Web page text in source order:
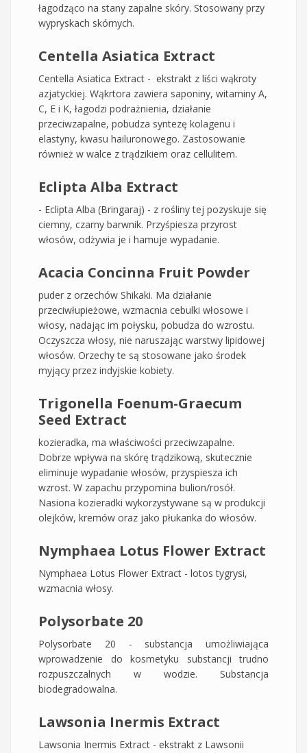
łagodząco na stany zapalne skóry. Stosowany przy
wypryskach skórnych.
Centella Asiatica Extract
Centella Asiatica Extract - ekstrakt z liści wąkroty
azjatyckiej. Wąkrtora zawiera saponiny, witaminy A,
C, E i K, łagodzi podrażnienia, działanie
przeciwzapalne, pobudza syntezę kolagenu i
elastyny, kwasu hailuronowego. Zastosowanie
również w walce z trądzikiem oraz cellulitem.
Eclipta Alba Extract
- Eclipta Alba (Bringaraj) - z rośliny tej pozyskuje się
ciemny, czarny barwnik. Przyśpiesza przyrost
włosów, odżywia je i hamuje wypadanie.
Acacia Concinna Fruit Powder
puder z orzechów Shikaki. Ma działanie
przeciwłupieżowe, wzmacnia cebulki włosowe i
włosy, nadając im połysku, pobudza do wzrostu.
Oczyszcza włosy, nie naruszając warstwy lipidowej
włosów. Orzechy te są stosowane jako środek
myjący przez indyjskie kobiety.
Trigonella Foenum-Graecum
Seed Extract
kozieradka, ma właściwości przeciwzapalne.
Dobrze wpływa na skórę trądzikową, skutecznie
eliminuje wypadanie włosów, przyspiesza ich
wzrost. W zapachu przypomina bulion/rosół.
Nasiona kozieradki wykorzystywane są w produkcji
olejków, kremów oraz jako płukanka do włosów.
Nymphaea Lotus Flower Extract
Nymphaea Lotus Flower Extract - lotos tygrysi,
wzmacnia włosy.
Polysorbate 20
Polysorbate 20 - substancja umożliwiająca
wprowadzenie do kosmetyku substancji trudno
rozpuszczalnych w wodzie. Substancja
biodegradowalna.
Lawsonia Inermis Extract
Lawsonia Inermis Extract - ekstrakt z Lawsonii